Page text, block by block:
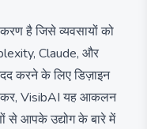
है जिसे व्यवसायों को
Claude, और
करने के लिए डिज़ाइन
VisibAI यह आकलन
से आपके उद्योग के बारे में